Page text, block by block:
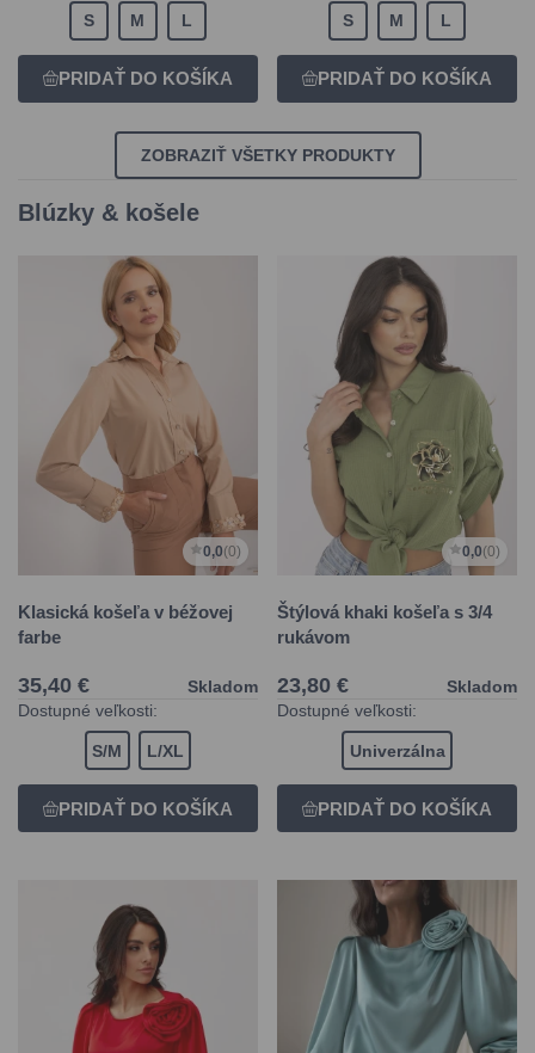
S M L S M L
ZOBRAZIŤ VŠETKY PRODUKTY
Blúzky & košele
0,0(0)
Klasická košeľa v béžovej
farbe
35,40 €
Skladom
Dostupné veľkosti:
S/M L/XL
0,0(0)
Štýlová khaki košeľa s 3/4
rukávom
23,80 €
Skladom
Dostupné veľkosti:
Univerzálna